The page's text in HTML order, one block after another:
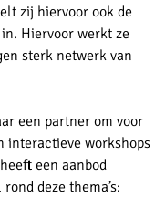
zij hiervoor ook de
Hiervoor werkt ze
sterk netwerk van
een partner om voor
interactieve workshops
een aanbod
deze thema’s: